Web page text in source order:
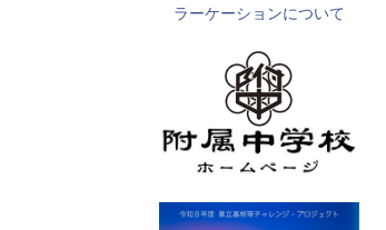
ラーケーションについて